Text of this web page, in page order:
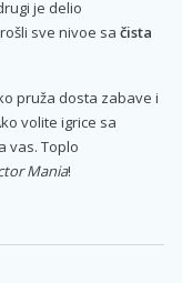
je delio
sve nivoe sa čista
pruža dosta zabave i
volite igrice sa
vas. Toplo
Mania!